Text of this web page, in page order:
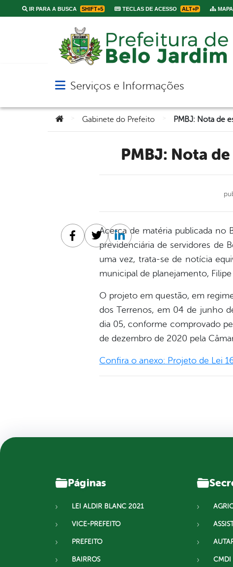
IR PARA A BUSCA SHIFT+5 TECLAS DE ACESSO ALT+P
Abrir menu principal de navegação
Serviços e Informações
Você está aqui:Gabinete do Prefeito
PMBJ: Nota
Acerca de matéria publicada no
previdenciária de servidores de
uma vez, trata-se de notícia
municipal de planejamento,
O projeto em questão, em
dos Terrenos, em 04 de junho
dia 05, conforme comprovado
de dezembro de 2020 pela
Confira o anexo: Projeto de Lei
Facebook
TwitterLinkedin
Páginas
LEI ALDIR BLANC 2021
VICE-PREFEITO
PREFEITO
BAIRROS
CMDI